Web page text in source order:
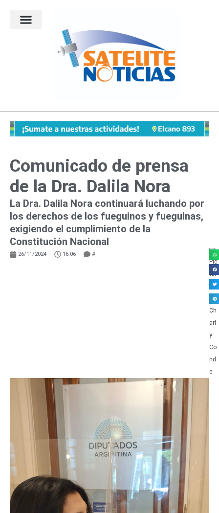
Comunicado de prensa
de la Dra. Dalila Nora
La Dra. Dalila Nora continuará luchando por
los derechos de los fueguinos y fueguinas,
exigiendo el cumplimiento de la
Constitución Nacional
26/11/2024 16:06 #